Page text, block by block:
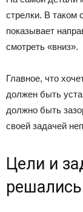
стрелки. В таком
показывает
смотреть «вниз».
Главное, что
должен быть
должно быть
своей задачей
Цели и